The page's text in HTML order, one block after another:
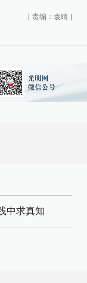
[ 责编：袁晴 ]
中求真知